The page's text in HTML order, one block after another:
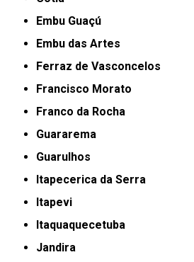
Embu Guaçú
Embu das Artes
Ferraz de Vasconcelos
Francisco Morato
Franco da Rocha
Guararema
Guarulhos
Itapecerica da Serra
Itapevi
Itaquaquecetuba
Jandira